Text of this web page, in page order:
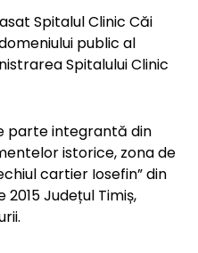
Spitalul Clinic Căi
public al
Spitalului Clinic
parte integrantă din
istorice, zona de
cartier Iosefin” din
Județul Timiș,